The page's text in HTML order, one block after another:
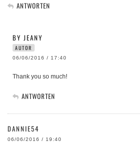
ANTWORTEN
BY JEANY
AUTOR
06/06/2016 / 17:40
Thank you so much!
ANTWORTEN
DANNIE54
06/06/2016 / 19:40